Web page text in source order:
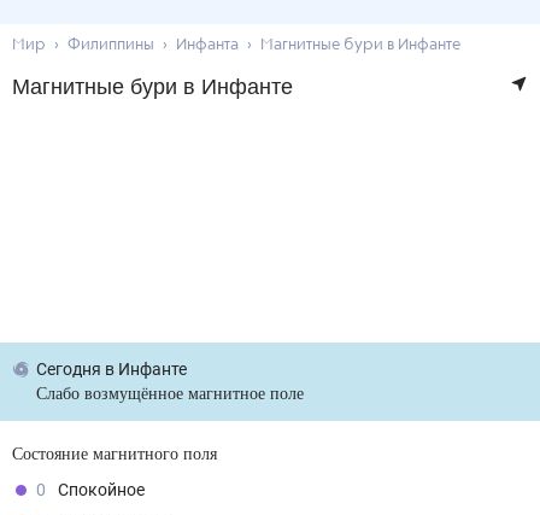
Мир Филиппины Инфанта Магнитные бури в Инфанте
Магнитные бури в Инфанте
Сегодня в Инфанте
Слабо возмущённое магнитное поле
Состояние магнитного поля
0
Спокойное